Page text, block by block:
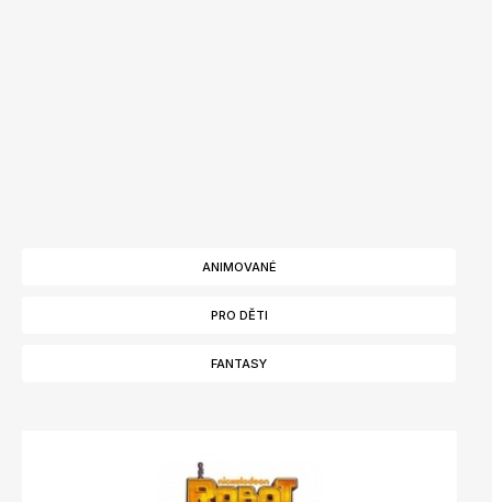
ANIMOVANÉ
PRO DĚTI
FANTASY